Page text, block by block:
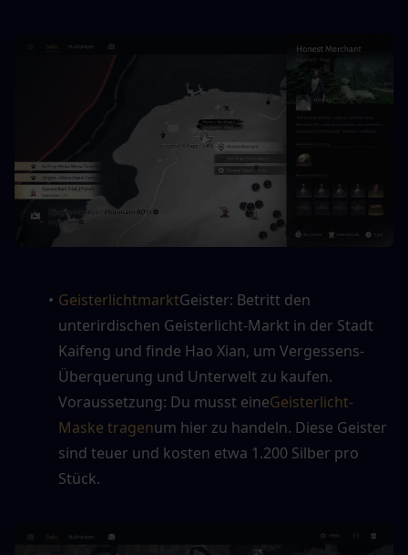
GeisterlichtmarktGeister: Betritt den
unterirdischen Geisterlicht-Markt in der Stadt
Kaifeng und finde Hao Xian, um Vergessens-
Überquerung und Unterwelt zu kaufen.
Voraussetzung: Du musst eineGeisterlicht-
Maske tragenum hier zu handeln. Diese Geister
sind teuer und kosten etwa 1.200 Silber pro
Stück.